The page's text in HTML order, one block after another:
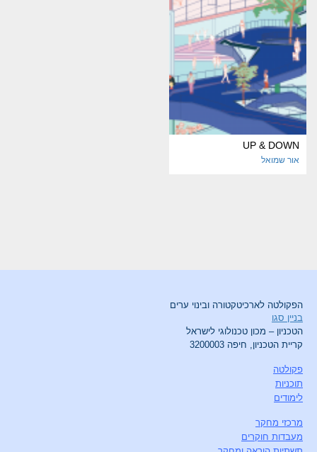
UP & DOWN
אור שמואל
הפקולטה לארכיטקטורה ובינוי ערים
בניין סגו
הטכניון – מכון טכנולוגי לישראל
קריית הטכניון, חיפה 3200003
פקולטה
תוכניות
לימודים
מרכזי מחקר
מעבדות חוקרים